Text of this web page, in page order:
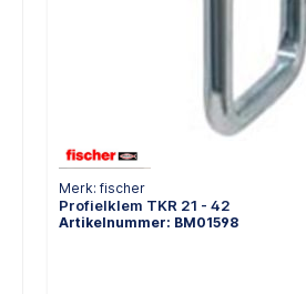
Merk: fischer
Profielklem TKR 21 - 42
Artikelnummer: BM01598